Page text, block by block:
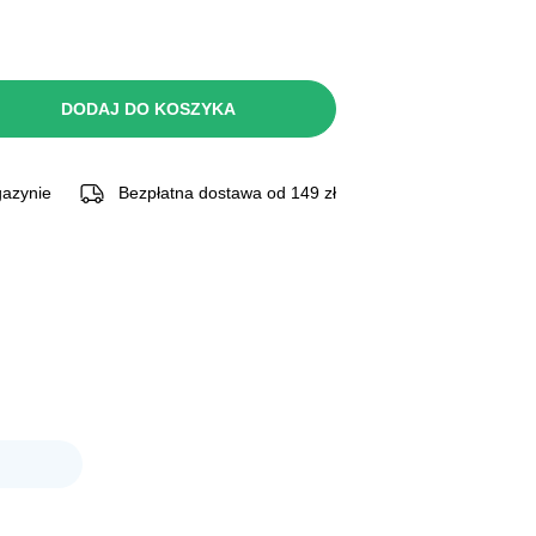
DODAJ DO KOSZYKA
Bezpłatna dostawa od 149 zł